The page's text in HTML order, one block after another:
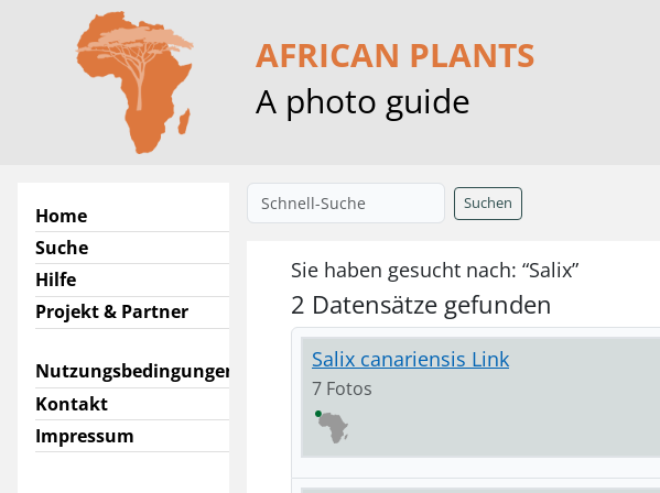
AFRICAN PLANTS
A photo guide
Home
Suche
Hilfe
Projekt & Partner
Nutzungsbedingungen
Kontakt
Impressum
Suchen
Sie haben gesucht nach: “Salix”
2 Datensätze gefunden
Salix canariensis Link
7 Fotos